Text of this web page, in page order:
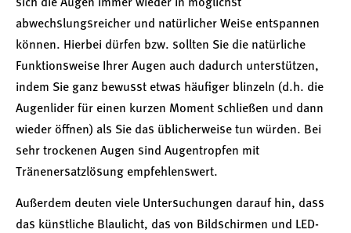
sich die Augen immer wieder in möglichst
abwechslungsreicher und natürlicher Weise entspannen
können. Hierbei dürfen bzw. sollten Sie die natürliche
Funktionsweise Ihrer Augen auch dadurch unterstützen,
indem Sie ganz bewusst etwas häufiger blinzeln (d.h. die
Augenlider für einen kurzen Moment schließen und dann
wieder öffnen) als Sie das üblicherweise tun würden. Bei
sehr trockenen Augen sind Augentropfen mit
Tränenersatzlösung empfehlenswert.
Außerdem deuten viele Untersuchungen darauf hin, dass
das künstliche Blaulicht, das von Bildschirmen und LED-